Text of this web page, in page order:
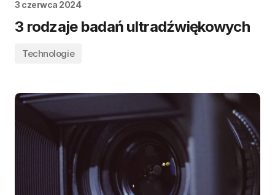
3 czerwca 2024
3 rodzaje badań ultradźwiękowych
Technologie